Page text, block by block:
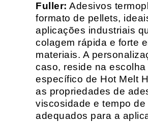
Fuller: Adesivos
formato de pellets,
aplicações industriais
colagem rápida e forte
materiais. A
caso, reside na escolha
específico de Hot Melt
as propriedades de
viscosidade e tempo de
adequados para a